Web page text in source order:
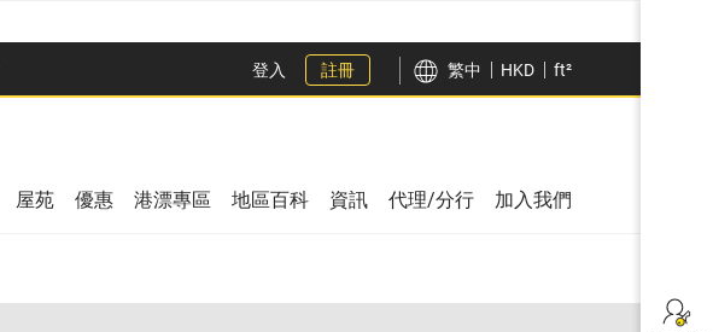
登入 註冊 繁中 HKD ft²
屋苑 優惠 港漂專區 地區百科 資訊 代理/分行 加入我們